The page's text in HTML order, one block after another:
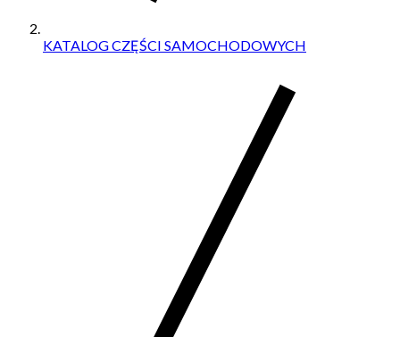
KATALOG CZĘŚCI SAMOCHODOWYCH